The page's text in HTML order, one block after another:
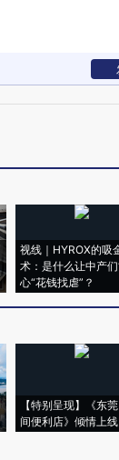
视线｜HYROX的吸
术：是什么让中产
心“花钱找虐”？
【特别呈现】《东
间便利店》倾情上线